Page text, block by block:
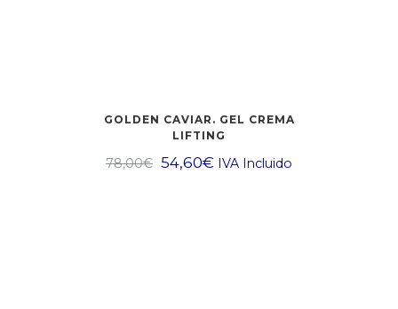
GOLDEN CAVIAR. GEL CREMA
LIFTING
78,00€ 54,60€ IVA Incluido